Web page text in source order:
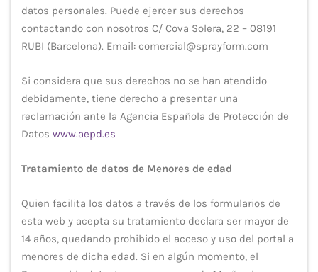
datos personales. Puede ejercer sus derechos
contactando con nosotros C/ Cova Solera, 22 – 08191
RUBI (Barcelona). Email: comercial@sprayform.com
Si considera que sus derechos no se han atendido
debidamente, tiene derecho a presentar una
reclamación ante la Agencia Española de Protección de
Datos www.aepd.es
Tratamiento de datos de Menores de edad
Quien facilita los datos a través de los formularios de
esta web y acepta su tratamiento declara ser mayor de
14 años, quedando prohibido el acceso y uso del portal a
menores de dicha edad. Si en algún momento, el